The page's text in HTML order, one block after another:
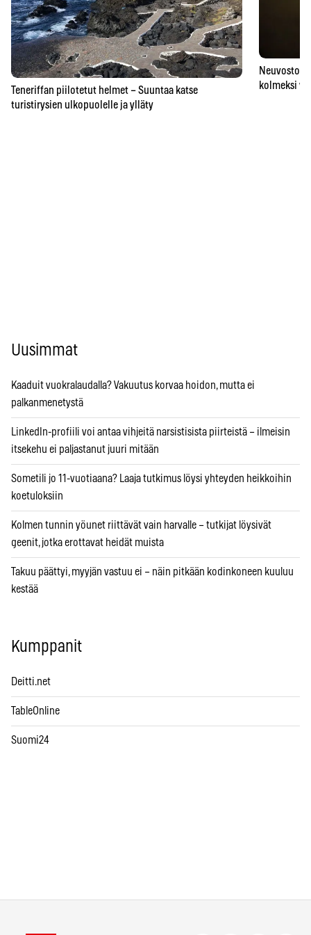
Teneriffan piilotetut helmet – Suuntaa katse
turistirysien ulkopuolelle ja ylläty
kolmeksi
Uusimmat
Kaaduit vuokralaudalla? Vakuutus korvaa hoidon, mutta ei
palkanmenetystä
LinkedIn-profiili voi antaa vihjeitä narsistisista piirteistä – ilmeisin
itsekehu ei paljastanut juuri mitään
Sometili jo 11-vuotiaana? Laaja tutkimus löysi yhteyden heikkoihin
koetuloksiin
Kolmen tunnin yöunet riittävät vain harvalle – tutkijat löysivät
geenit, jotka erottavat heidät muista
Takuu päättyi, myyjän vastuu ei – näin pitkään kodinkoneen kuuluu
kestää
Kumppanit
Deitti.net
TableOnline
Suomi24